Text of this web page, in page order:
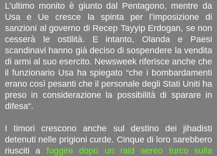
L’ultimo monito è giunto dal Pentagono, mentre da
Usa e Ue cresce la spinta per l’imposizione di
sanzioni al governo di Recep Tayyip Erdogan, se non
cesserà le ostilità. E intanto, Olanda e Paesi
scandinavi hanno già deciso di sospendere la vendita
di armi al suo esercito. Newsweek riferisce anche che
il funzionario Usa ha spiegato “che i bombardamenti
erano così pesanti che il personale degli Stati Uniti ha
preso in considerazione la possibilità di sparare in
difesa“.
I timori crescono anche sul destino dei jihadisti
detenuti nelle prigioni curde. Cinque di loro sarebbero
riusciti a fuggire dopo un raid aereo turco sulla